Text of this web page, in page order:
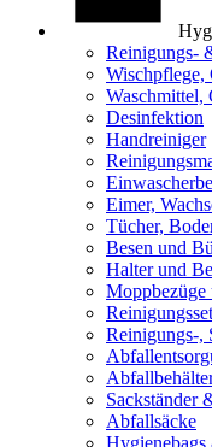
Reinigungs-
Wischpflege,
Waschmittel,
Desinfektion
Handreiniger
Eimer,
Tücher,
Besen und
Halter und
Moppbezüge
Reinigungs-,
Sackständer
Abfallsäcke